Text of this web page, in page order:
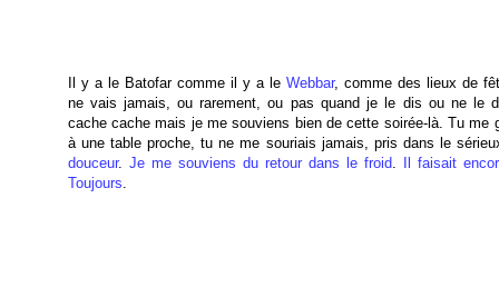
Il y a le Batofar comme il y a le Webbar, comme des lieux de
ne vais jamais, ou rarement, ou pas quand je le dis ou ne le
cache cache mais je me souviens bien de cette soirée-là. Tu me
à une table proche, tu ne me souriais jamais, pris dans le
douceur. Je me souviens du retour dans le froid.
Il faisait
Toujours.